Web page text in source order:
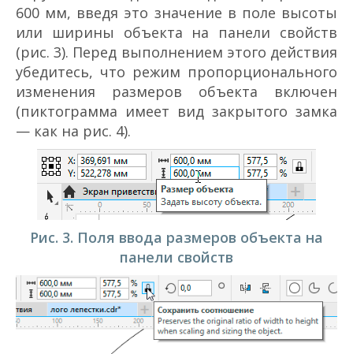
600 мм, введя это значение в поле высоты
или ширины объекта на панели свойств
(рис. 3). Перед выполнением этого действия
убедитесь, что режим пропорционального
изменения размеров объекта включен
(пиктограмма имеет вид закрытого замка
— как на рис. 4).
Рис. 3. Поля ввода размеров объекта на
панели свойств